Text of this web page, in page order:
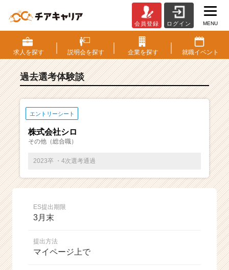
S・
選
考
験
チ
ー・
成
ス
会員登録 ログイン MENU
求人を探す 説明会を探す 企業を探す 就職イベント
過去選考体験談
エントリーシート
株式会社シロ
その他（総合職）
2023卒 ・4次選考通過
ES提出期限
3月末
提出方法
マイページ上で